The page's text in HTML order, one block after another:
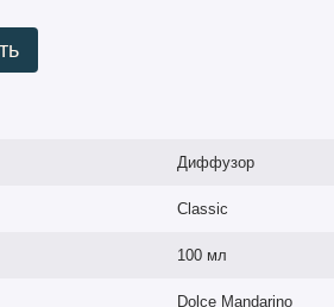
Диффузор
Classic
100 мл
Dolce Mandarino